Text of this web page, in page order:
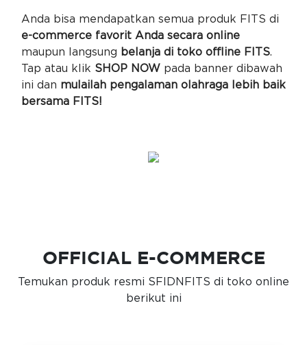
Anda bisa mendapatkan semua produk FITS di
e-commerce favorit Anda secara online
maupun langsung belanja di toko offline FITS.
Tap atau klik SHOP NOW pada banner dibawah
ini dan mulailah pengalaman olahraga lebih baik
bersama FITS!
OFFICIAL E-COMMERCE
Temukan produk resmi SFIDNFITS di toko online
berikut ini